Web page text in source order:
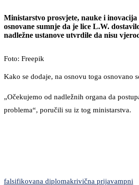
Ministarstvo prosvjete, nauke i
osnovane sumnje da je lice L.W.
nadležne ustanove utvrdile da nisu
Foto: Freepik
Kako se dodaje, na osnovu toga
„Očekujemo od nadležnih organa da
problema“, poručili su iz tog ministarstva.
falsifikovana diplomakrivična prijavampni